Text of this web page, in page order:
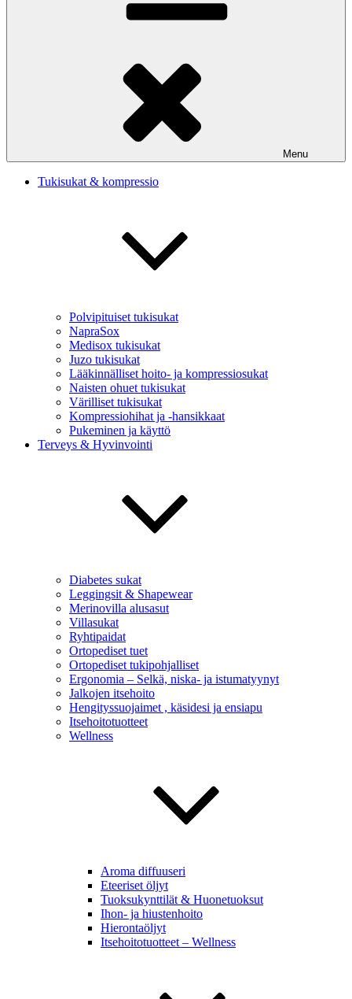
Menu
Tukisukat & kompressio
Polvipituiset tukisukat
NapraSox
Medisox tukisukat
Juzo tukisukat
Lääkinnälliset hoito- ja kompressiosukat
Naisten ohuet tukisukat
Värilliset tukisukat
Kompressiohihat ja -hansikkaat
Pukeminen ja käyttö
Terveys & Hyvinvointi
Diabetes sukat
Leggingsit & Shapewear
Merinovilla alusasut
Villasukat
Ryhtipaidat
Ortopediset tuet
Ortopediset tukipohjalliset
Ergonomia – Selkä, niska- ja istumatyynyt
Jalkojen itsehoito
Hengityssuojaimet , käsidesi ja ensiapu
Itsehoitotuotteet
Wellness
Aroma diffuuseri
Eteeriset öljyt
Tuoksukynttilät & Huonetuoksut
Ihon- ja hiustenhoito
Hierontaöljyt
Itsehoitotuotteet – Wellness